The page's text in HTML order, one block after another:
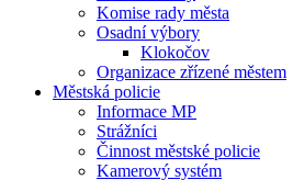
Komise rady města
Osadní výbory
Klokočov
Organizace zřízené městem
Městská policie
Informace MP
Strážníci
Činnost městské policie
Kamerový systém